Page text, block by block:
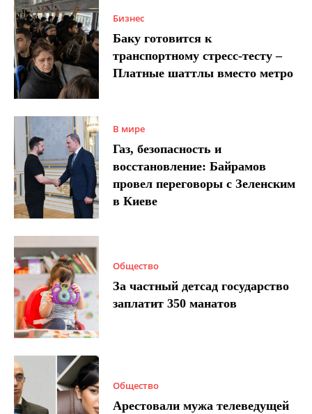
Бизнес
Баку готовится к
транспортному стресс-тесту –
Платные шаттлы вместо метро
В мире
Газ, безопасность и
восстановление: Байрамов
провел переговоры с Зеленским
в Киеве
Общество
За частный детсад государство
заплатит 350 манатов
Общество
Арестовали мужа телеведущей